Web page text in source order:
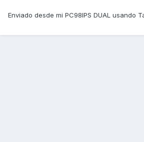
Enviado desde mi PC98IPS DUAL usando